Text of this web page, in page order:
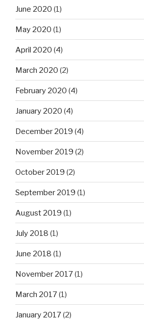
June 2020 (1)
May 2020 (1)
April 2020 (4)
March 2020 (2)
February 2020 (4)
January 2020 (4)
December 2019 (4)
November 2019 (2)
October 2019 (2)
September 2019 (1)
August 2019 (1)
July 2018 (1)
June 2018 (1)
November 2017(1)
March 2017(1)
January 2017(2)